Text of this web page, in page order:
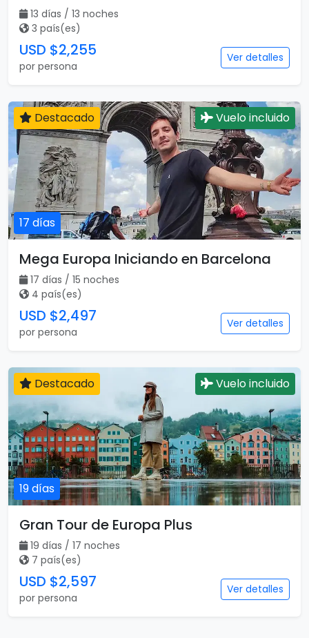
13 días / 13 noches
3 país(es)
USD $2,255
por persona
Ver detalles
17 días
Destacado Vuelo incluido
Mega Europa Iniciando en Barcelona
17 días / 15 noches
4 país(es)
USD $2,497
por persona
Ver detalles
19 días
Destacado Vuelo incluido
Gran Tour de Europa Plus
19 días / 17 noches
7 país(es)
USD $2,597
por persona
Ver detalles